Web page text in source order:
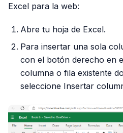
Excel para la web:
Abre tu hoja de Excel.
Para insertar una sola
con el botón derecho en
columna o fila existente
seleccione Insertar